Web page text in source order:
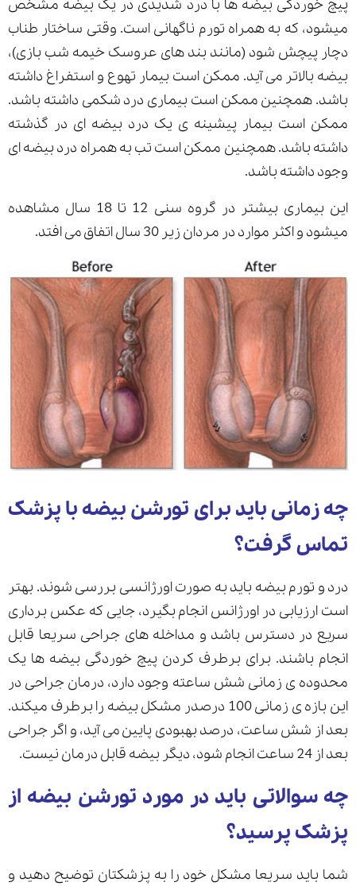
پیچ خوردگی بیضه ها با درد شدیدی در یک بیضه مشخص
میشود، که به همراه تورم ناگهانی است. وقتی ساختار طناب
دچار پیچش شود (مانند بند های عروسک خیمه شب بازی)،
بیضه بالاتر می آید. ممکن است بیمار تهوع و استفراغ داشته
باشد. همچنین ممکن است بیماری درد شکمی داشته باشد.
ممکن است بیمار پیشینه ی یک درد بیضه ای در گذشته
داشته باشد. همچنین ممکن است تب به همراه درد بیضه ای
وجود داشته باشد.
این بیماری بیشتر در گروه سنی 12 تا 18 سال مشاهده
میشود و اکثر موارد در مردان زیر 30 سال اتفاق می افتد.
چه زمانی باید برای تورشن بیضه با پزشک
تماس گرفت؟
درد و تورم بیضه باید به صورت اورژانسی بررسی شوند. بهتر
است ارزیابی در اورژانس انجام بگیرد، جایی که عکس برداری
سریع در دسترس باشد و مداخله های جراحی سریعا قابل
انجام باشند. برای برطرف کردن پیچ خوردگی بیضه ها یک
محدوده ی زمانی شش ساعته وجود دارد، درمان جراحی در
این بازه ی زمانی 100 درصدر مشکل بیضه را برطرف میکند.
بعد از شش ساعت، درصد بهبودی پایین می آید، و اگر جراحی
بعد از 24 ساعت انجام شود، دیگر بیضه قابل درمان نیست.
چه سوالاتی باید در مورد تورشن بیضه از
پزشک پرسید؟
شما باید سریعا مشکل خود را به پزشکتان توضیح دهید و